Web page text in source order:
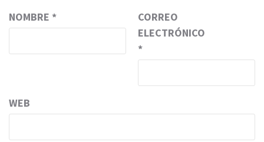
NOMBRE *
CORREO
ELECTRÓNICO
*
WEB